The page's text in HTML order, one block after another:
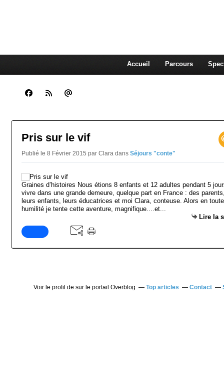
Accueil Parcours
Pris sur le vif
Publié le 8 Février 2015 par Clara dans Séjours "conte"
Graines d’histoires Nous étions 8 enfants et 12 adultes pendant 5
vivre dans une grande demeure, quelque part en France : des
leurs enfants, leurs éducatrices et moi Clara, conteuse. Alors en toute
humilité je tente cette aventure, magnifique....et...
Lire la
Voir le profil de sur le portail Overblog Top articles Contact